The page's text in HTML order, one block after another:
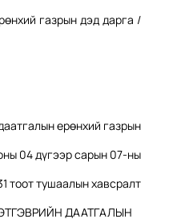
газрын дэд дарга /
ерөнхий газрын
04 дүгээр сарын 07-ны
тоот тушаалын хавсралт
ДААТГАЛЫН